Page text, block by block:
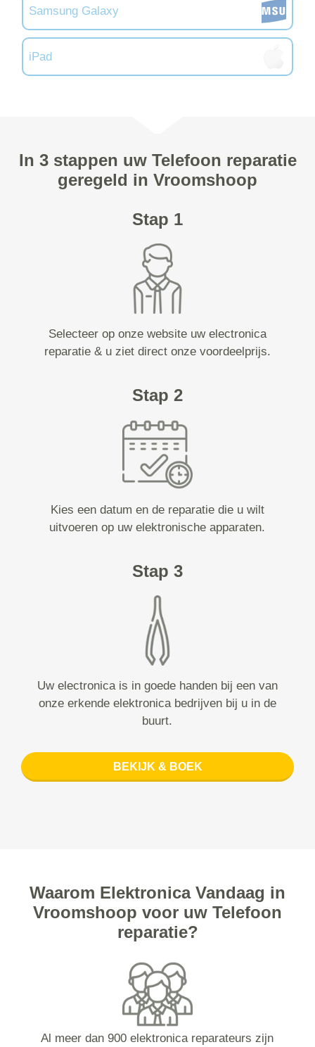
Samsung Galaxy
iPad
In 3 stappen uw Telefoon reparatie
geregeld in Vroomshoop
Stap 1
Selecteer op onze website uw electronica
reparatie & u ziet direct onze voordeelprijs.
Stap 2
Kies een datum en de reparatie die u wilt
uitvoeren op uw elektronische apparaten.
Stap 3
Uw electronica is in goede handen bij een van
onze erkende elektronica bedrijven bij u in de
buurt.
BEKIJK & BOEK
Waarom Elektronica Vandaag in
Vroomshoop voor uw Telefoon
reparatie?
Al meer dan 900 elektronica reparateurs zijn